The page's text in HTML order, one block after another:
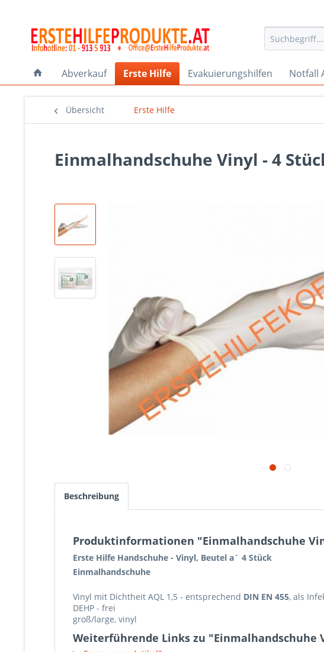
Abverkauf Erste Hilfe Evakuierungshilfen Notfall
Übersicht Erste Hilfe
Einmalhandschuhe Vinyl - 4
Beschreibung
Produktinformationen "Einmalhandschuhe
Erste Hilfe Handschuhe - Vinyl, Beutel a´ 4 Stück
Einmalhandschuhe
Vinyl mit Dichtheit AQL 1,5 - entsprechend DIN EN 455, als
DEHP - frei
groß/large, vinyl
Weiterführende Links zu "Einmalhandschuhe